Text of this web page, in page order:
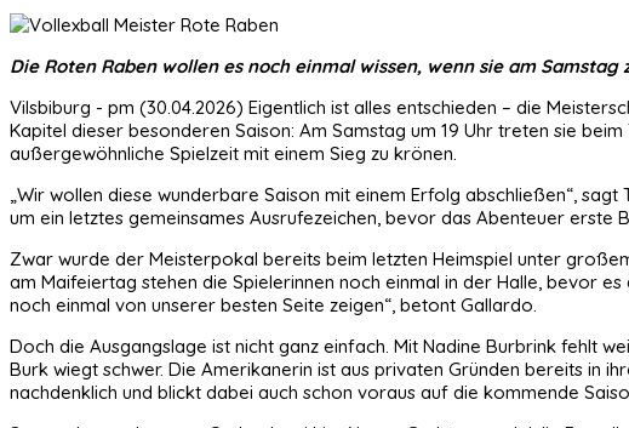
Die Roten Raben wollen es noch einmal wissen, wenn sie am
Vilsbiburg - pm (30.04.2026) Eigentlich ist alles entschieden – die
Kapitel dieser besonderen Saison: Am Samstag um 19 Uhr treten sie
außergewöhnliche Spielzeit mit einem Sieg zu krönen.
„Wir wollen diese wunderbare Saison mit einem Erfolg abschließen“,
um ein letztes gemeinsames Ausrufezeichen, bevor das Abenteuer erste
Zwar wurde der Meisterpokal bereits beim letzten Heimspiel unter
am Maifeiertag stehen die Spielerinnen noch einmal in der Halle, bevor
noch einmal von unserer besten Seite zeigen“, betont Gallardo.
Doch die Ausgangslage ist nicht ganz einfach. Mit Nadine Burbrink fehlt
Burk wiegt schwer. Die Amerikanerin ist aus privaten Gründen bereits in
nachdenklich und blickt dabei auch schon voraus auf die kommende